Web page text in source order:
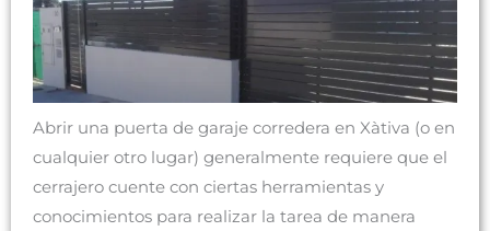
Abrir una puerta de garaje corredera en Xàtiva (o en
cualquier otro lugar) generalmente requiere que el
cerrajero cuente con ciertas herramientas y
conocimientos para realizar la tarea de manera